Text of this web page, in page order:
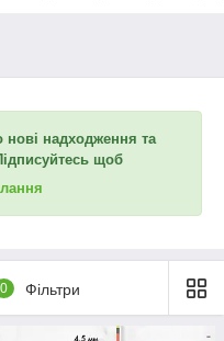
нові надходження та
щоб
0 Фільтри